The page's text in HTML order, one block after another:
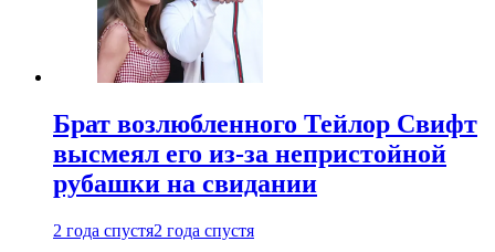
Брат возлюбленного Тейлор Свифт
высмеял его из-за непристойной
рубашки на свидании
2 года спустя2 года спустя